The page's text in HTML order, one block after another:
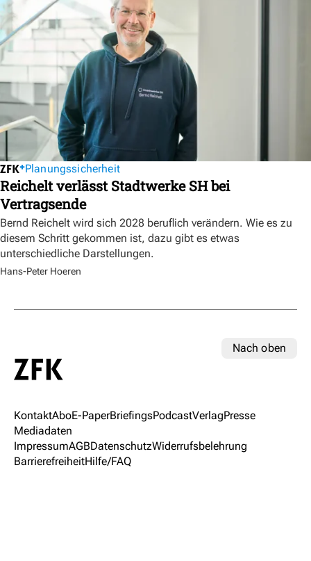
Planungssicherheit
Reichelt verlässt Stadtwerke SH bei
Vertragsende
Bernd Reichelt wird sich 2028 beruflich verändern. Wie es zu
diesem Schritt gekommen ist, dazu gibt es etwas
unterschiedliche Darstellungen.
Hans-Peter Hoeren
Nach oben
KontaktAboE-PaperBriefingsPodcastVerlagPresse
Mediadaten
ImpressumAGBDatenschutzWiderrufsbelehrung
BarrierefreiheitHilfe/FAQ